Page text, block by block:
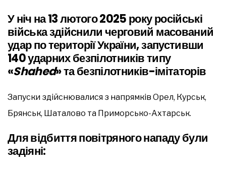
У ніч на 13 лютого 2025 року російські
війська здійснили черговий масований
удар по території України, запустивши
140 ударних безпілотників типу
«Shahed» та безпілотників-імітаторів
Запуски здійснювалися з напрямків Орел, Курськ,
Брянськ, Шаталово та Приморсько-Ахтарськ.
Для відбиття повітряного нападу були
задіяні: